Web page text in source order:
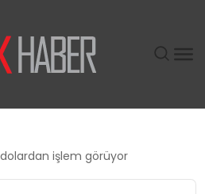
işlem görüyor